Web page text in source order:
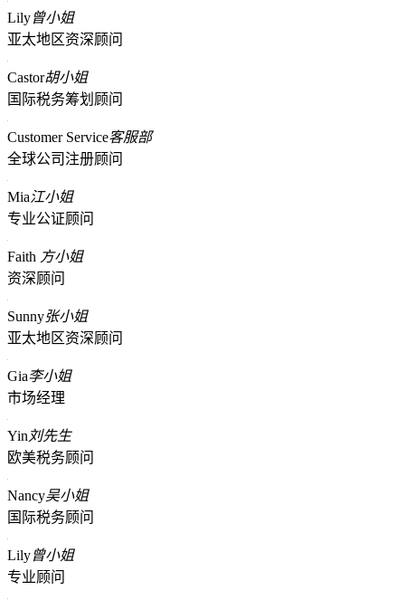
Lily曾小姐
亚太地区资深顾问
Castor胡小姐
国际税务筹划顾问
Customer Service客服部
全球公司注册顾问
Mia江小姐
专业公证顾问
Faith 方小姐
资深顾问
Sunny张小姐
亚太地区资深顾问
Gia李小姐
市场经理
Yin 刘先生
欧美税务顾问
Nancy吴小姐
国际税务顾问
Lily曾小姐
专业顾问